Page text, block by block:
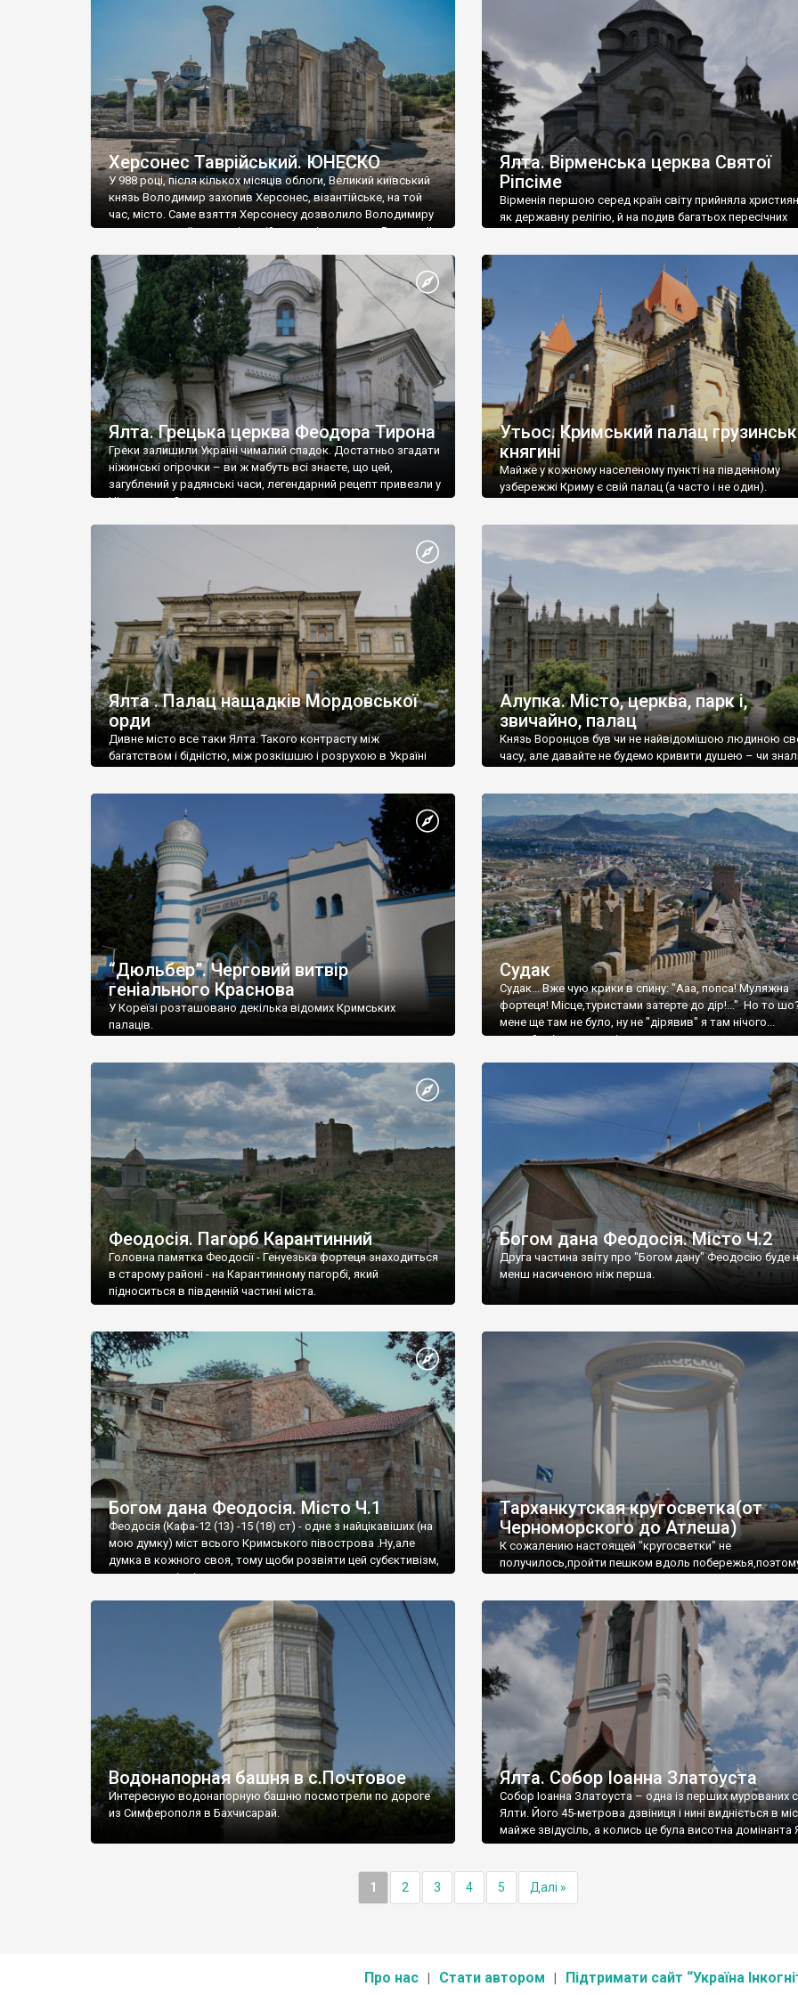
візантійської доби. Раритети викрадені з фондів об’єкту
культурної спадщини ЮНЕСКО «Херсонеса Таврійського».
Офіційно – на виставку «Золото Візантії», але експерти та
влада в Україні вважають це лише […]
називаються «повстяками» (postaki)…” “Вино. Крим
виробляє відмінне вино і його вдосталь: воно все
легке біле і дуже […]
Херсонес Таврійський. ЮНЕСКО
У 988 році, після кількох місяців облоги, Великий київський
князь Володимир захопив Херсонес, візантійське, на той
час, місто. Саме взяття Херсонесу дозволило Володимиру
диктувати свої умови візантійському імператору Василю ІІ,
Херсонесі Володимир-язичник, став Василем-
християнином. А потім було Хрещення Русі. На честь
Херсонесу Таврійського названо місто […]
Ялта. Вірменська церква Святої
Ріпсіме
Вірменія першою серед країн світу прийняла
як державну релігію, й на подив багатьох пересічних
Ялта. Грецька церква Феодора Тирона
Греки залишили Україні чималий спадок. Достатньо згадати
ніжинські огірочки – ви ж мабуть всі знаєте, що цей,
загублений у радянські часи, легендарний рецепт привезли у
Ніжин греки?
Утьос. Кримський палац
княгині
Майже у кожному населеному пункті на південному
узбережжі Криму є свій палац (а часто і не один).
Ялта . Палац нащадків Мордовської
орди
Дивне місто все таки Ялта. Такого контрасту між
багатством і бідністю, між розкішшю і розрухою в Україні
Алупка. Місто, церква, парк і,
звичайно, палац
Князь Воронцов був чи не найвідомішою людиною
часу, але давайте не будемо кривити душею – чи
“Дюльбер”. Черговий витвір
геніального Краснова
У Кореїзі розташовано декілька відомих Кримських
палаців.
Судак
Судак... Вже чую крики в спину: "Ааа, попса! Муляжна
фортеця! Місце,туристами затерте до дір!..." Но то
мене ще там не було, ну не "дірявив" я там нічого...
принаймні до цього літа.
Феодосія. Пагорб Карантинний
Головна памятка Феодосії - Генуезька фортеця знаходиться
в старому районі - на Карантинному пагорбі, який
підноситься в південній частині міста.
Богом дана Феодосія. Місто Ч.2
Друга частина звіту про "Богом дану" Феодосію буде
менш насиченою ніж перша.
Богом дана Феодосія. Місто Ч.1
Феодосія (Кафа-12 (13) -15 (18) ст) - одне з найцікавіших (на
мою думку) міст всього Кримського півострова .Ну,але
думка в кожного своя, тому щоби розвіяти цей субєктивізм,
запрошую відвідати це
Тарханкутская кругосветка(от
Черноморского до Атлеша)
К сожалению настоящей "кругосветки" не
получилось,пройти пешком вдоль
Водонапорная башня в с.Почтовое
Интересную водонапорную башню посмотрели по дороге
из Симферополя в Бахчисарай.
Ялта. Собор Іоанна Златоуста
Собор Іоанна Златоуста – одна із перших мурованих
Ялти. Його 45-метрова дзвіниця і нині видніється в
майже звідусіль, а колись це була висотна домінанта
1 2 3 4 5 Далі »
Про нас Стати автором Підтримати сайт “Україна